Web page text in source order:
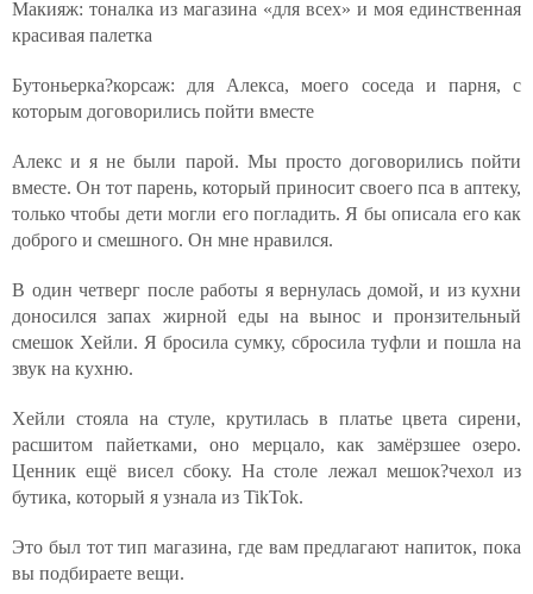
Макияж: тоналка из магазина «для всех» и моя единственная
красивая палетка
Бутоньерка?корсаж: для Алекса, моего соседа и парня, с
которым договорились пойти вместе
Алекс и я не были парой. Мы просто договорились пойти
вместе. Он тот парень, который приносит своего пса в аптеку,
только чтобы дети могли его погладить. Я бы описала его как
доброго и смешного. Он мне нравился.
В один четверг после работы я вернулась домой, и из кухни
доносился запах жирной еды на вынос и пронзительный
смешок Хейли. Я бросила сумку, сбросила туфли и пошла на
звук на кухню.
Хейли стояла на стуле, крутилась в платье цвета сирени,
расшитом пайетками, оно мерцало, как замёрзшее озеро.
Ценник ещё висел сбоку. На столе лежал мешок?чехол из
бутика, который я узнала из TikTok.
Это был тот тип магазина, где вам предлагают напиток, пока
вы подбираете вещи.